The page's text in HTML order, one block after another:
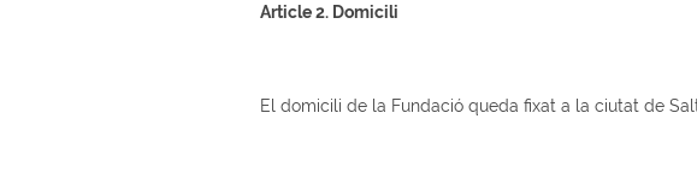
Article 2. Domicili
El domicili de la Fundació queda fixat a la ciutat de